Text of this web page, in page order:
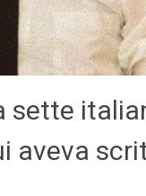
sette
aveva